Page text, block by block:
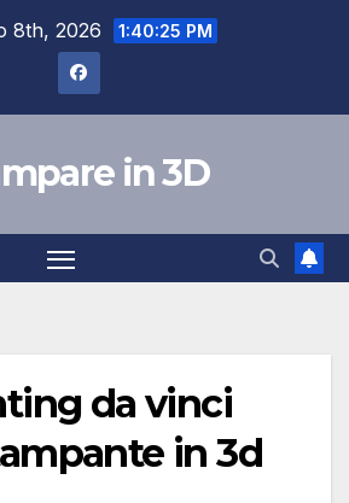
8th, 2026 1:40:26 PM
in 3D
da vinci
in 3d